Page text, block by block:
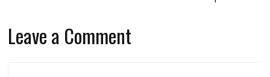
Leave a Comment